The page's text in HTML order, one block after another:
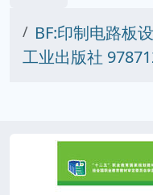
BF:印制电路板
工业出版社